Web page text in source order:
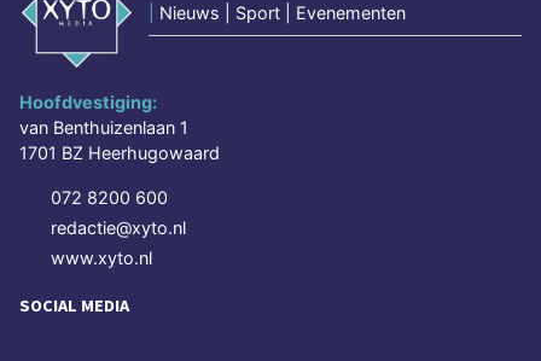
Nieuws | Sport | Evenementen
Hoofdvestiging:
van Benthuizenlaan 1
1701 BZ Heerhugowaard
072 8200 600
redactie@xyto.nl
www.xyto.nl
SOCIAL MEDIA